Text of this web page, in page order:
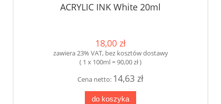
ACRYLIC INK White 20ml
18,00 zł
zawiera 23% VAT, bez kosztów dostawy
( 1 x 100ml = 90,00 zł )
Cena netto: 14,63 zł
do koszyka